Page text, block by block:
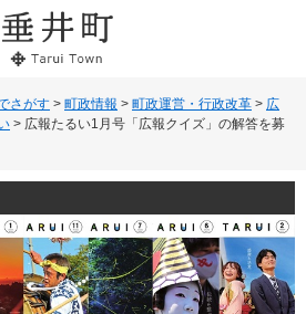
さがす > 町政情報 > 町政運営・行政改革 > 広
> 広報たるい1月号「広報クイズ」の解答を募